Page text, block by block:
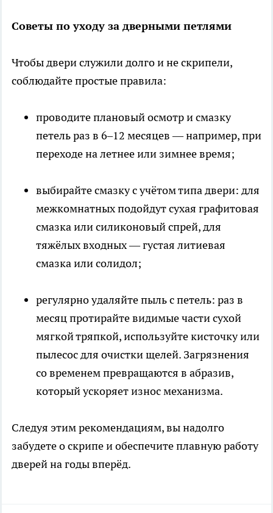
Советы по уходу за дверными петлями
Чтобы двери служили долго и не скрипели,
соблюдайте простые правила:
проводите плановый осмотр и смазку
петель раз в 6–12 месяцев — например, при
переходе на летнее или зимнее время;
выбирайте смазку с учётом типа двери: для
межкомнатных подойдут сухая графитовая
смазка или силиконовый спрей, для
тяжёлых входных — густая литиевая
смазка или солидол;
регулярно удаляйте пыль с петель: раз в
месяц протирайте видимые части сухой
мягкой тряпкой, используйте кисточку или
пылесос для очистки щелей. Загрязнения
со временем превращаются в абразив,
который ускоряет износ механизма.
Следуя этим рекомендациям, вы надолго
забудете о скрипе и обеспечите плавную работу
дверей на годы вперёд.